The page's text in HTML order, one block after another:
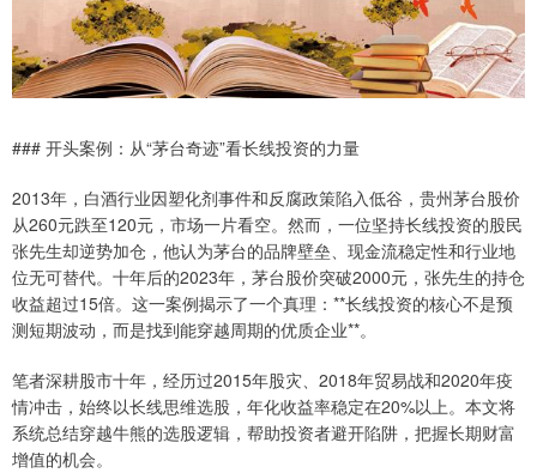
### 开头案例：从“茅台奇迹”看长线投资的力量
2013年，白酒行业因塑化剂事件和反腐政策陷入低谷，贵州茅台股价
从260元跌至120元，市场一片看空。然而，一位坚持长线投资的股民
张先生却逆势加仓，他认为茅台的品牌壁垒、现金流稳定性和行业地
位无可替代。十年后的2023年，茅台股价突破2000元，张先生的持仓
收益超过15倍。这一案例揭示了一个真理：**长线投资的核心不是预
测短期波动，而是找到能穿越周期的优质企业**。
笔者深耕股市十年，经历过2015年股灾、2018年贸易战和2020年疫
情冲击，始终以长线思维选股，年化收益率稳定在20%以上。本文将
系统总结穿越牛熊的选股逻辑，帮助投资者避开陷阱，把握长期财富
增值的机会。